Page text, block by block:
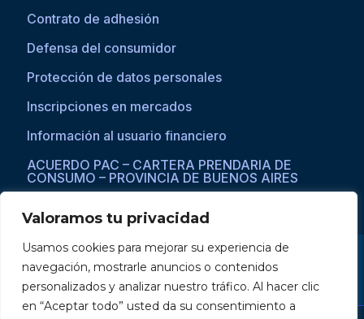
Valoramos tu privacidad
Usamos cookies para mejorar su experiencia de
navegación, mostrarle anuncios o contenidos
personalizados y analizar nuestro tráfico. Al hacer clic
en “Aceptar todo” usted da su consentimiento a
Contrato de adhesión
Defensa del consumidor
Protección de datos personales
Inscripciones en mercados
Información al usuario financiero
ACUERDO PAC – CARTERA PRENDARIA DE
CONSUMO – PROVINCIA DE BUENOS AIRES
Si asistís a una persona con dificultades visuales para acceder a la
web, por favor ingresar a través del explorador Microsoft Edge,
donde se habilita la opción de reproducción de texto a voz